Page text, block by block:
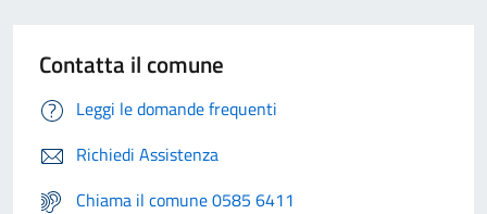
Contatta il comune
Leggi le domande frequenti
Richiedi Assistenza
Chiama il comune 0585 6411